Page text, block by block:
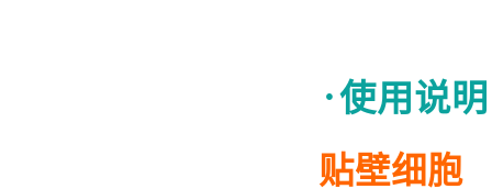
·使用说明
贴壁细胞